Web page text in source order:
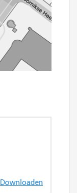
Downloaden